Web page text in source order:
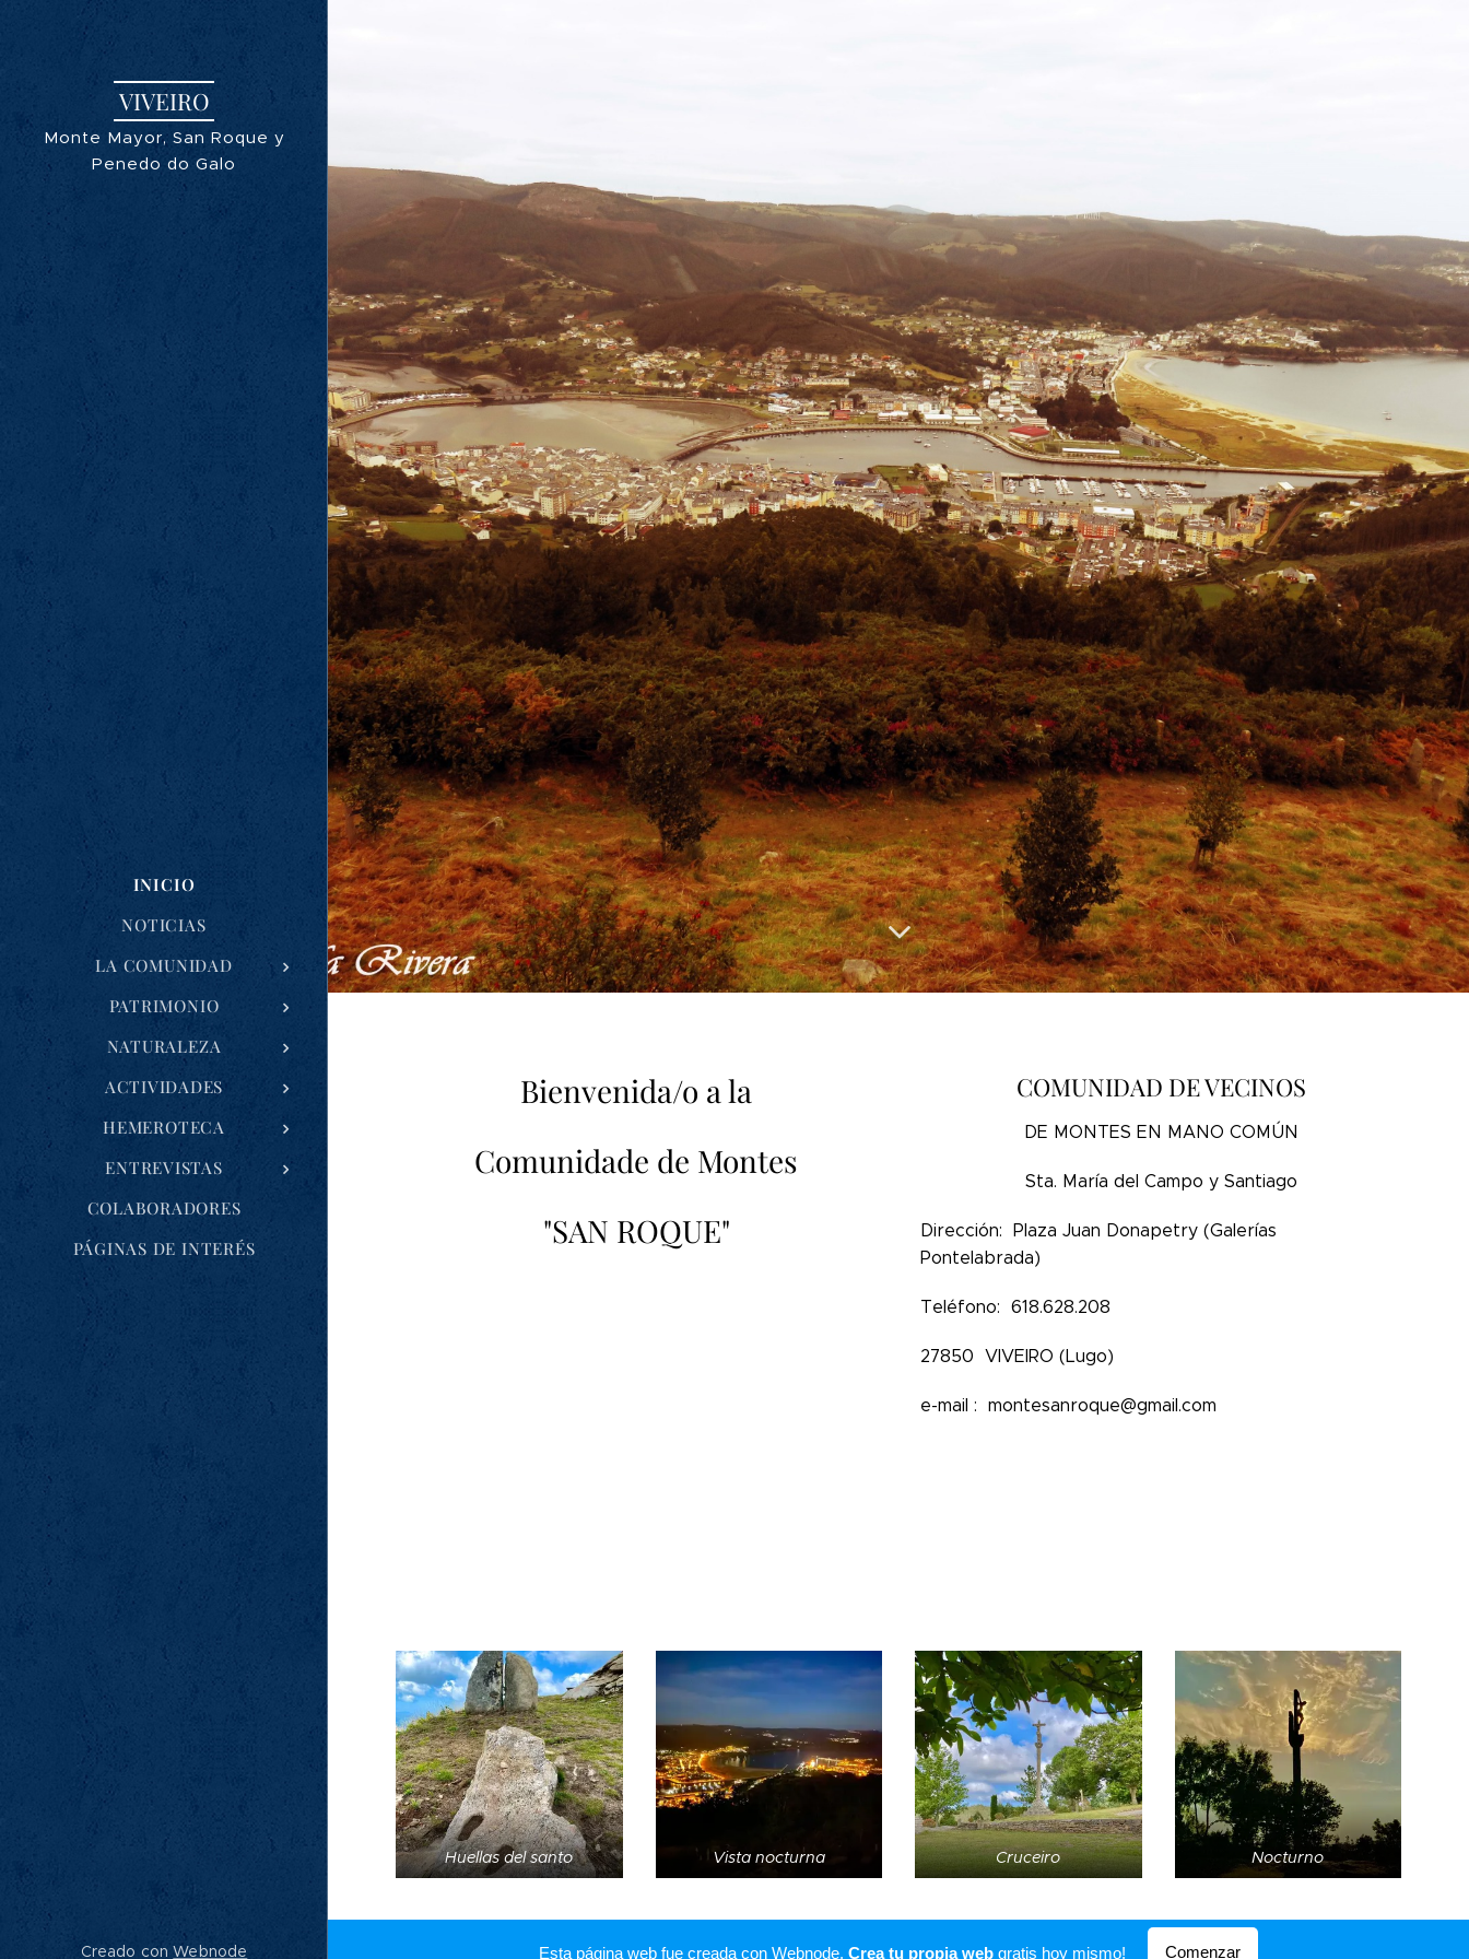
VIVEIRO
Monte Mayor, San Roque y
Penedo do Galo
INICIO
NOTICIAS
LA COMUNIDAD
PATRIMONIO
NATURALEZA
ACTIVIDADES
HEMEROTECA
ENTREVISTAS
COLABORADORES
PÁGINAS DE INTERÉS
Bienvenida/o a la
Comunidade de Montes
"SAN ROQUE"
COMUNIDAD DE VECINOS
DE MONTES EN MANO COMÚN
Sta. María del Campo y Santiago
Dirección: Plaza Juan Donapetry (Galerías
Pontelabrada)
Teléfono: 618.628.208
27850 VIVEIRO (Lugo)
e-mail : montesanroque@gmail.com
Huellas del santo Vista nocturna Cruceiro Nocturno
Creado conWebnode Esta página web fue creada con Webnode. Crea tu propia web gratis hoy mismo! Comenzar